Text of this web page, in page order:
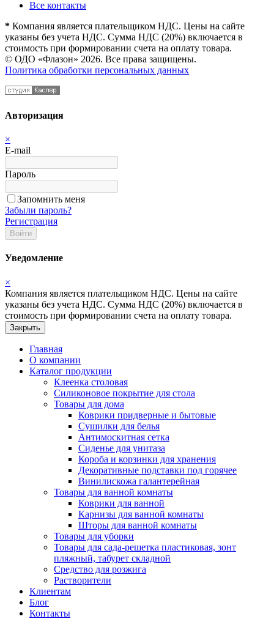
Все контакты
* Компания является плательщиком НДС. Цены на сайте
указаны без учета НДС. Сумма НДС (20%) включается в
стоимость при формировании счета на оплату товара.
© ОДО «Флазон» 2026. Все права защищены.
Политика обработки персональных данных
Авторизация
×
E-mail
Пароль
Запомнить меня
Забыли пароль?
Регистрация
Войти
Уведомление
×
Компания является плательщиком НДС. Цены на сайте
указаны без учета НДС. Сумма НДС (20%) включается в
стоимость при формировании счета на оплату товара.
Закрыть
Главная
О компании
Каталог продукции
Клеенка столовая
Силиконовое покрытие для стола
Товары для дома
Коврики придверные и бытовые
Сушилки для белья
Антимоскитная сетка
Сиденье для унитаза
Короба и корзинки для хранения
Декоративные подставки под горячее
Винилискожа галантерейная
Товары для ванной комнаты
Коврики для ванной
Карнизы для ванной комнаты
Шторы для ванной комнаты
Товары для уборки
Товары для сада-решетка пластиковая, зонт
пляжный, табурет складной
Средство для розжига
Растворители
Клиентам
Блог
Контакты